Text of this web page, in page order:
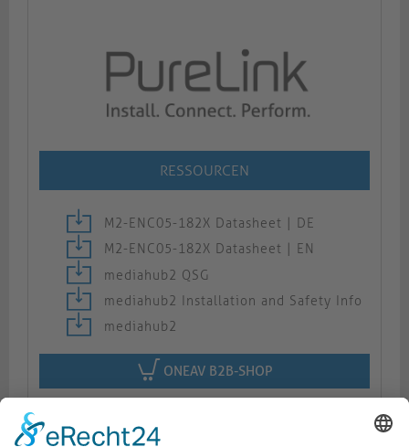
RESSOURCEN
M2-ENC05-182X Datasheet | DE
M2-ENC05-182X Datasheet | EN
mediahub2 QSG
mediahub2 Installation and Safety Info
mediahub2
ONEAV B2B-SHOP
Beschreibung